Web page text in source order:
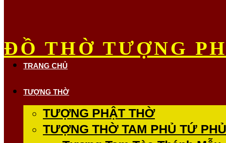
ĐỒ THỜ TƯỢNG
TRANG CHỦ
TƯỢNG THỜ
TƯỢNG PHẬT THỜ
TƯỢNG THỜ TAM PHỦ TỨ PHỦ